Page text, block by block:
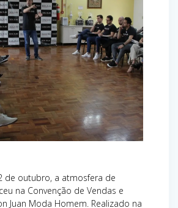
de outubro, a atmosfera de
na Convenção de Vendas e
Juan Moda Homem. Realizado na